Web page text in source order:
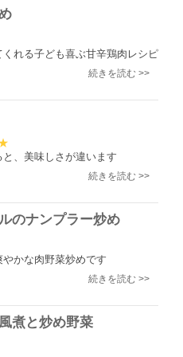
れる子ども喜ぶ甘辛鶏肉レシピ
続きを読む >>
と、美味しさが違います
続きを読む >>
のナンプラー炒め
かな肉野菜炒めです
続きを読む >>
煮と炒め野菜